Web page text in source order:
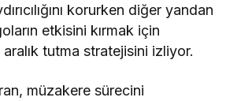
korurken diğer yandan
etkisini kırmak için
aralık tutma stratejisini izliyor.
müzakere sürecini